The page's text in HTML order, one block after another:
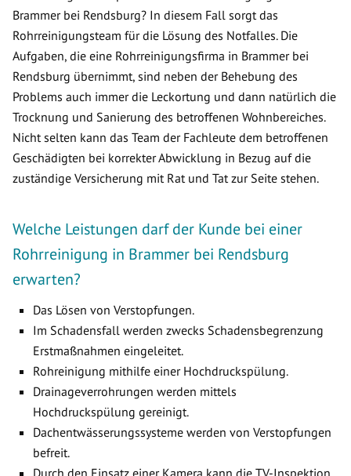
Brammer bei Rendsburg? In diesem Fall sorgt das
Rohrreinigungsteam für die Lösung des Notfalles. Die
Aufgaben, die eine Rohrreinigungsfirma in Brammer bei
Rendsburg übernimmt, sind neben der Behebung des
Problems auch immer die Leckortung und dann natürlich die
Trocknung und Sanierung des betroffenen Wohnbereiches.
Nicht selten kann das Team der Fachleute dem betroffenen
Geschädigten bei korrekter Abwicklung in Bezug auf die
zuständige Versicherung mit Rat und Tat zur Seite stehen.
Welche Leistungen darf der Kunde bei einer
Rohrreinigung in Brammer bei Rendsburg
erwarten?
Das Lösen von Verstopfungen.
Im Schadensfall werden zwecks Schadensbegrenzung
Erstmaßnahmen eingeleitet.
Rohreinigung mithilfe einer Hochdruckspülung.
Drainageverrohrungen werden mittels
Hochdruckspülung gereinigt.
Dachentwässerungssysteme werden von Verstopfungen
befreit.